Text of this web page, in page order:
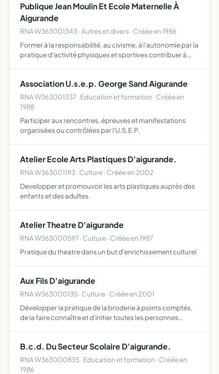
Publique Jean Moulin Et Ecole Maternelle À
Aigurande
RNA W363001343 · Autres et divers · Créée en 1986
Former à la responsabilité, au civisme, à l'autonomie par la
pratique d'activité physiques et sportives contribuer à
Association U.s.e.p. George Sand Aigurande
RNA W363001337 · Education et formation · Créée en
1988
Participer aux rencontres, épreuves et manifestations
organisées ou contrôlées par l'U.S.E.P.
Atelier Ecole Arts Plastiques D'aigurande.
RNA W363001193 · Culture · Créée en 2002
Developper et promouvoir les arts plastiques auprès des
enfants et des adultes.
Atelier Theatre D'aigurande
RNA W363000597 · Culture · Créée en 1987
Pratique du theatre dans un but d'enrichissement culturel
Aux Fils D'aigurande
RNA W363000135 · Culture · Créée en 2001
Développer la pratique de la broderie à points comptés,
de la faire connaître et d'initier toutes les personnes
B.c.d. Du Secteur Scolaire D'aigurande.
RNA W363000835 · Education et formation · Créée en
1986